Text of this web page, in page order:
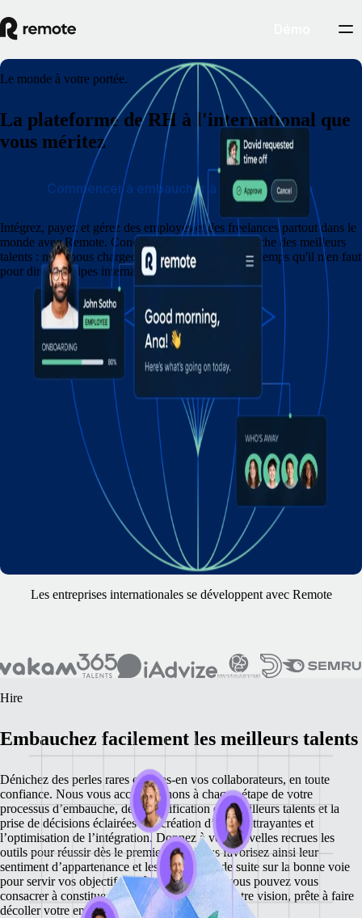
Le monde à votre portée.
La plateforme de RH à l'international que
vous méritez
Intégrez, payez et gérez des employés et des freelances partout dans le
monde avec Remote. Concentrez-vous sur l'embauche des meilleurs
talents : nous nous chargeons du reste en moins de temps qu'il n'en faut
pour dire « équipes internationales » !
Commencer à embaucher à l'international
Les entreprises internationales se développent avec Remote
Hire
Embauchez facilement les meilleurs talents
Dénichez des perles rares et faites-en vos collaborateurs, en toute
confiance. Nous vous accompagnons à chaque étape de votre
processus d’embauche, de l’identification des meilleurs talents et la
prise de décisions éclairées à la création d’offres attrayantes et
l’optimisation de l’intégration. Donnez à vos nouvelles recrues les
outils pour réussir dès le premier jour. Vous favorisez ainsi leur
sentiment d’appartenance et les mettez tout de suite sur la bonne voie
pour servir vos objectifs. Grâce à nos outils, vous pouvez vous
consacrer à constituer une équipe partageant votre vision, prête à faire
décoller votre entreprise.